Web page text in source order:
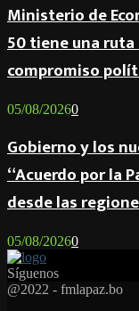
Ministerio de
50 tiene una
compromiso
05/08/20260
Gobierno y los
“Acuerdo por la
desde las
05/08/20260
Síguenos
Facebook
Twitter
Instagram
Youtube
Email
Twitch
Whatsapp
@2022 - fmlapaz.bo